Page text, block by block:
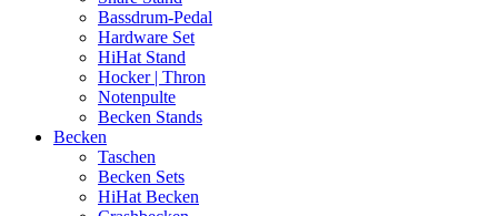
Bassdrum-Pedal
Hardware Set
HiHat Stand
Hocker | Thron
Notenpulte
Becken Stands
Becken
Taschen
Becken Sets
HiHat Becken